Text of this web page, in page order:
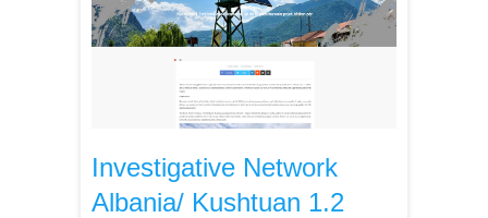
Investigative Network
Albania/ Kushtuan 1.2